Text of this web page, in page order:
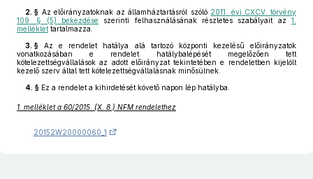
2. § Az előirányzatoknak az államháztartásról szóló 2011. évi CXCV. törvény
109. § (5) bekezdése szerinti felhasználásának részletes szabályait az 1.
melléklet tartalmazza.
3. § Az e rendelet hatálya alá tartozó központi kezelésű előirányzatok
vonatkozásában e rendelet hatálybalépését megelőzően tett
kötelezettségvállalások az adott előirányzat tekintetében e rendeletben kijelölt
kezelő szerv által tett kötelezettségvállalásnak minősülnek.
4. § Ez a rendelet a kihirdetését követő napon lép hatályba.
1. melléklet a 60/2015. (X. 8.) NFM rendelethez
20152W20000060_1